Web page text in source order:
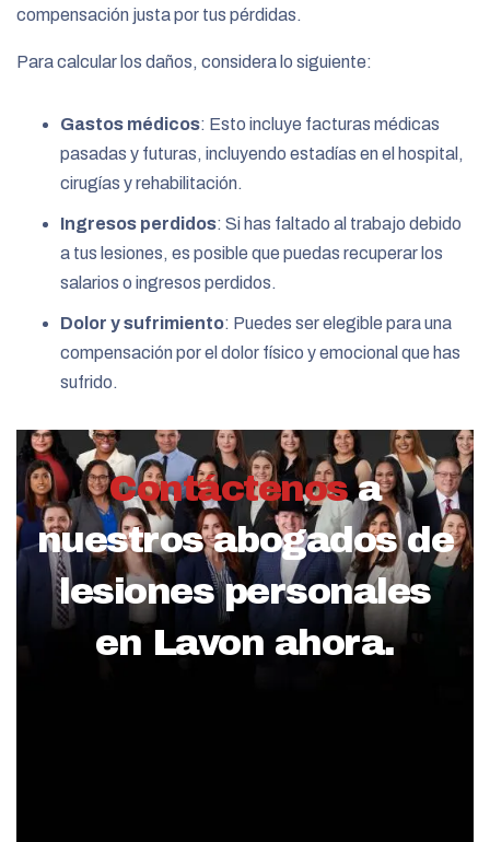
compensación justa por tus pérdidas.
Para calcular los daños, considera lo siguiente:
Gastos médicos: Esto incluye facturas médicas
pasadas y futuras, incluyendo estadías en el hospital,
cirugías y rehabilitación.
Ingresos perdidos: Si has faltado al trabajo debido
a tus lesiones, es posible que puedas recuperar los
salarios o ingresos perdidos.
Dolor y sufrimiento: Puedes ser elegible para una
compensación por el dolor físico y emocional que has
sufrido.
Contáctenos a
nuestros abogados de
lesiones personales
en Lavon ahora.